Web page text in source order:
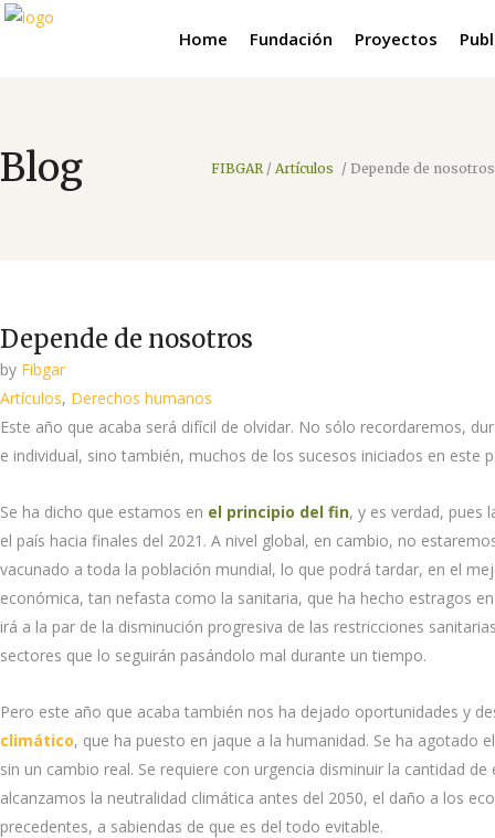
Home Fundación Proyectos
Blog FIBGAR / Artículos / Depende de nosotros
Depende de nosotros
by Fibgar
Artículos, Derechos humanos
Este año que acaba será difícil de olvidar. No sólo recordaremos,
e individual, sino también, muchos de los sucesos iniciados en
Se ha dicho que estamos en el principio del fin, y es verdad, pues
el país hacia finales del 2021. A nivel global, en cambio, no
vacunado a toda la población mundial, lo que podrá tardar, en el
económica, tan nefasta como la sanitaria, que ha hecho estragos
irá a la par de la disminución progresiva de las restricciones
sectores que lo seguirán pasándolo mal durante un tiempo.
Pero este año que acaba también nos ha dejado oportunidades y
climático, que ha puesto en jaque a la humanidad. Se ha agotado
sin un cambio real. Se requiere con urgencia disminuir la cantidad
alcanzamos la neutralidad climática antes del 2050, el daño a los
precedentes, a sabiendas de que es del todo evitable.